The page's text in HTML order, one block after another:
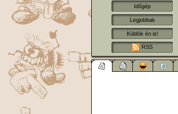
Időgép
Legjobbak
Küldök én is!
RSS